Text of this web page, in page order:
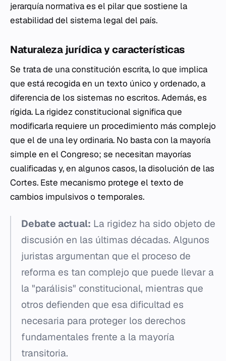
jerarquía normativa es el pilar que sostiene la
estabilidad del sistema legal del país.
Naturaleza jurídica y características
Se trata de una constitución escrita, lo que implica
que está recogida en un texto único y ordenado, a
diferencia de los sistemas no escritos. Además, es
rígida. La rigidez constitucional significa que
modificarla requiere un procedimiento más complejo
que el de una ley ordinaria. No basta con la mayoría
simple en el Congreso; se necesitan mayorías
cualificadas y, en algunos casos, la disolución de las
Cortes. Este mecanismo protege el texto de
cambios impulsivos o temporales.
Debate actual: La rigidez ha sido objeto de
discusión en las últimas décadas. Algunos
juristas argumentan que el proceso de
reforma es tan complejo que puede llevar a
la "parálisis" constitucional, mientras que
otros defienden que esa dificultad es
necesaria para proteger los derechos
fundamentales frente a la mayoría
transitoria.